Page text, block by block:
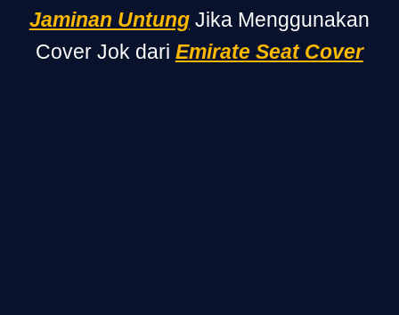
Jaminan UntungJika Menggunakan
Cover Jok dari Emirate Seat Cover